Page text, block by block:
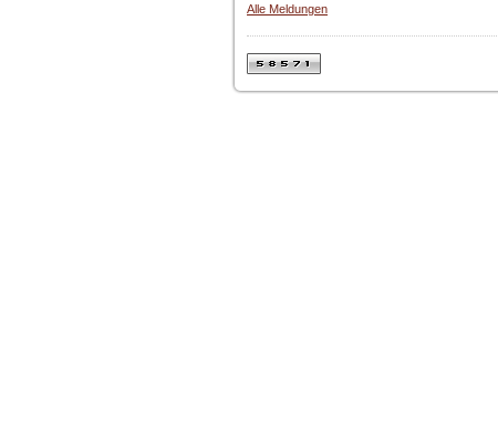
Alle Meldungen